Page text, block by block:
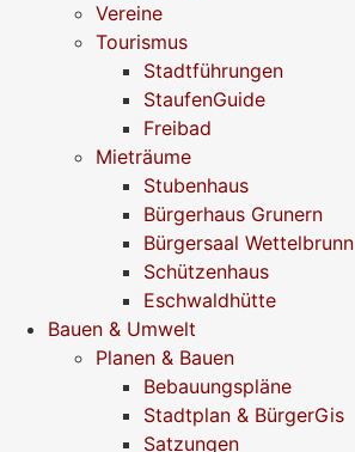
Vereine
Tourismus
Stadtführungen
StaufenGuide
Freibad
Mieträume
Stubenhaus
Bürgerhaus Grunern
Bürgersaal Wettelbrunn
Schützenhaus
Eschwaldhütte
Bauen & Umwelt
Planen & Bauen
Bebauungspläne
Stadtplan & BürgerGis
Satzungen